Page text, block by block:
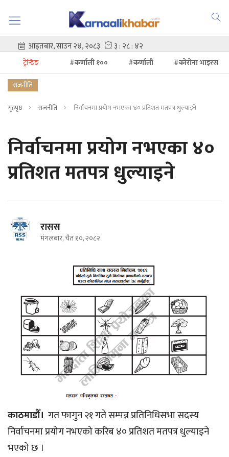
ट्रेन्डिङ #कर्णाली १०० #कर्णाली
#कोरोना भाइरस
राजनीति
गृहपृष्ठ राजनीति निर्वाचनमा प्रयोग नभएका ४० प्रतिशत मतपत्र धुल्याइने
निर्वाचनमा प्रयोग नभएका ४०
प्रतिशत मतपत्र धुल्याइने
रासस
मंगलबार, चैत १०, २०८२
काठमाडौँ। गत फागुन २१ गते सम्पन्न प्रतिनिधिसभा सदस्य
निर्वाचनमा प्रयोग नभएको करिब ४० प्रतिशत मतपत्र धुल्याइने
भएको छ ।